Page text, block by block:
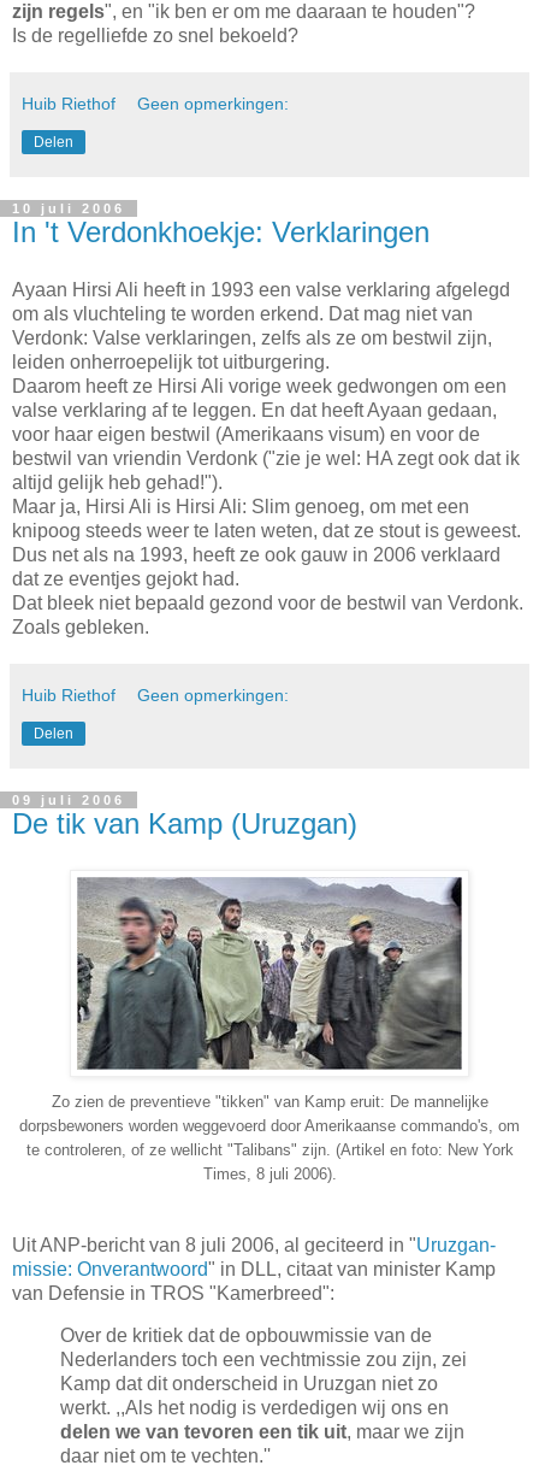
zijn regels", en "ik ben er om me daaraan te houden"?
Is de regelliefde zo snel bekoeld?
Huib Riethof Geen opmerkingen:
Delen
10 juli 2006
In 't Verdonkhoekje: Verklaringen
Ayaan Hirsi Ali heeft in 1993 een valse verklaring afgelegd
om als vluchteling te worden erkend. Dat mag niet van
Verdonk: Valse verklaringen, zelfs als ze om bestwil zijn,
leiden onherroepelijk tot uitburgering.
Daarom heeft ze Hirsi Ali vorige week gedwongen om een
valse verklaring af te leggen. En dat heeft Ayaan gedaan,
voor haar eigen bestwil (Amerikaans visum) en voor de
bestwil van vriendin Verdonk ("zie je wel: HA zegt ook dat ik
altijd gelijk heb gehad!").
Maar ja, Hirsi Ali is Hirsi Ali: Slim genoeg, om met een
knipoog steeds weer te laten weten, dat ze stout is geweest.
Dus net als na 1993, heeft ze ook gauw in 2006 verklaard
dat ze eventjes gejokt had.
Dat bleek niet bepaald gezond voor de bestwil van Verdonk.
Zoals gebleken.
Huib Riethof Geen opmerkingen:
Delen
09 juli 2006
De tik van Kamp (Uruzgan)
Zo zien de preventieve "tikken" van Kamp eruit: De mannelijke
dorpsbewoners worden weggevoerd door Amerikaanse commando's, om
te controleren, of ze wellicht "Talibans" zijn. (Artikel en foto: New York
Times, 8 juli 2006).
Uit ANP-bericht van 8 juli 2006, al geciteerd in "Uruzgan-
missie: Onverantwoord" in DLL, citaat van minister Kamp
van Defensie in TROS "Kamerbreed":
Over de kritiek dat de opbouwmissie van de
Nederlanders toch een vechtmissie zou zijn, zei
Kamp dat dit onderscheid in Uruzgan niet zo
werkt. ,,Als het nodig is verdedigen wij ons en
delen we van tevoren een tik uit, maar we zijn
daar niet om te vechten.''